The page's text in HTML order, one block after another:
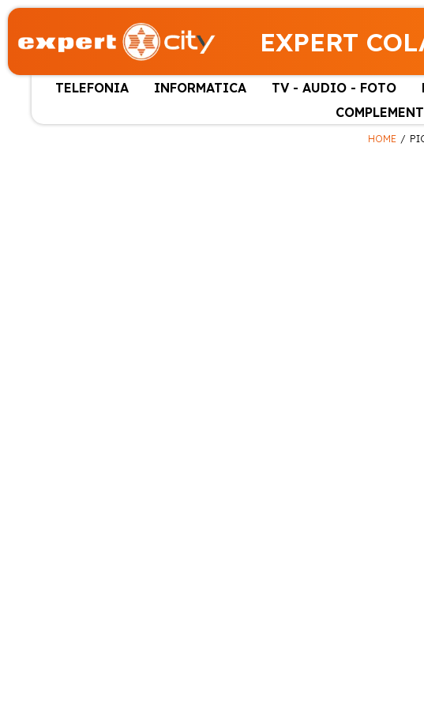
EXPERT
TELEFONIA INFORMATICA TV - AUDIO - FOTO
HOME